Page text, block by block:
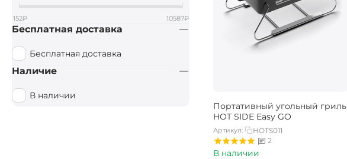
Портативный угольный гриль
HOT SIDE Easy GO
Артикул:
HOTS011
2
В наличии
152₽ 10587₽
Бесплатная доставка
Бесплатная доставка
Наличие
В наличии